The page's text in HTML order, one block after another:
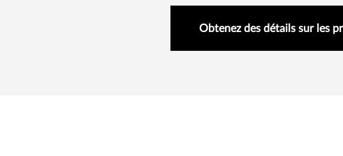
Obtenez des détails sur les